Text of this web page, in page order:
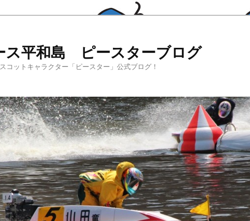
ス平和島 ピースターブログ
コットキャラクター「ピースター」公式ブログ！